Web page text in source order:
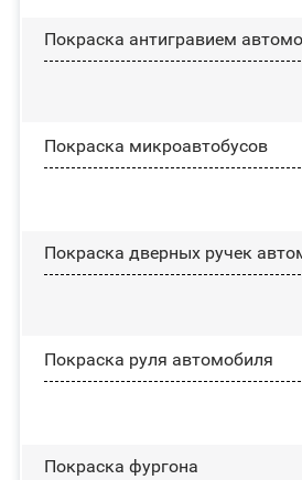
Покраска антигравием
Покраска микроавтобусов
Покраска дверных ручек
Покраска руля автомобиля
Покраска фургона